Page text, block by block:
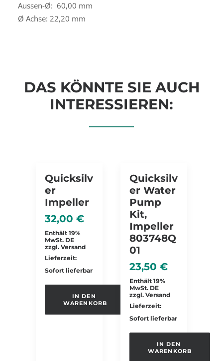
Aussen-Ø: 60,00 mm
Ø Achse: 22,20 mm
DAS KÖNNTE SIE AUCH
INTERESSIEREN:
Quicksilv
Er
Impeller
32,00 €
Enthält 19%
MwSt. DE
zzgl. Versand
Lieferzeit:
Sofort lieferbar
IN DEN
WARENKORB
Quicksilv
Er Water
Pump
Kit,
Impeller
803748Q
01
23,50 €
Enthält 19%
MwSt. DE
zzgl. Versand
Lieferzeit:
Sofort lieferbar
IN DEN
WARENKORB